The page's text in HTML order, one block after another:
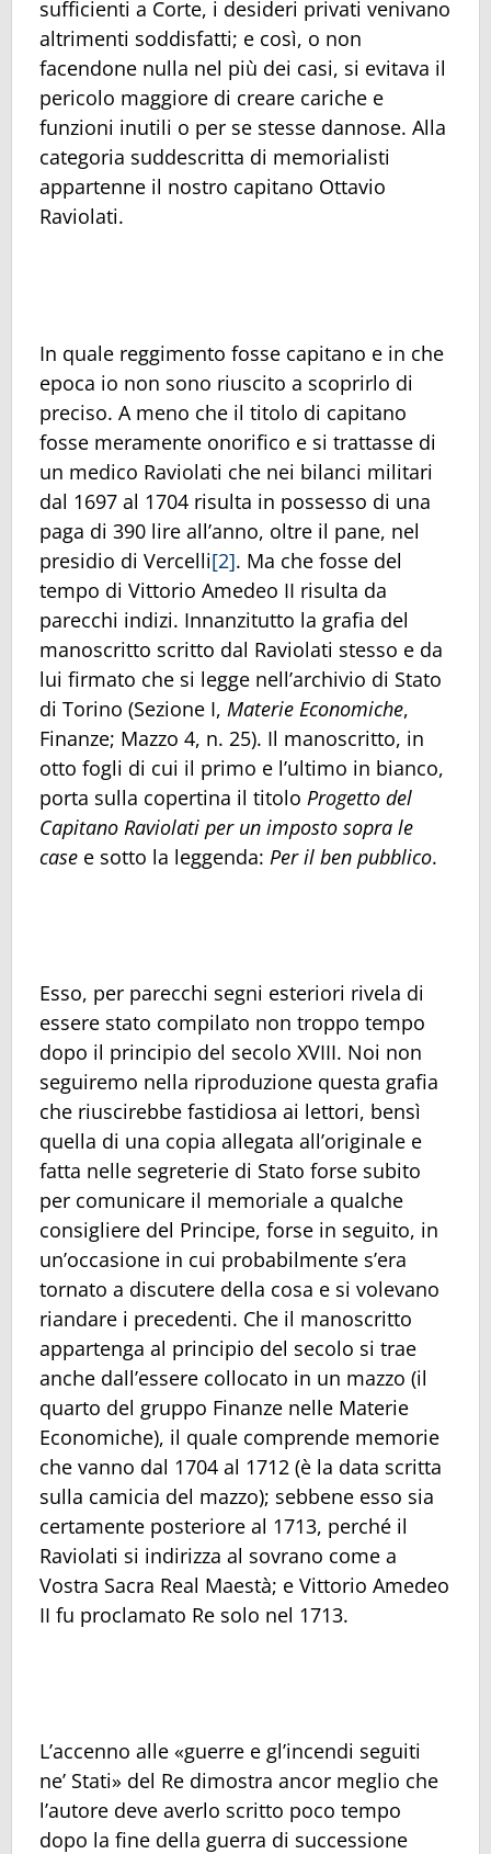
sufficienti a Corte, i desideri privati venivano
altrimenti soddisfatti; e così, o non
facendone nulla nel più dei casi, si evitava il
pericolo maggiore di creare cariche e
funzioni inutili o per se stesse dannose. Alla
categoria suddescritta di memorialisti
appartenne il nostro capitano Ottavio
Raviolati.
In quale reggimento fosse capitano e in che
epoca io non sono riuscito a scoprirlo di
preciso. A meno che il titolo di capitano
fosse meramente onorifico e si trattasse di
un medico Raviolati che nei bilanci militari
dal 1697 al 1704 risulta in possesso di una
paga di 390 lire all’anno, oltre il pane, nel
presidio di Vercelli[2]. Ma che fosse del
tempo di Vittorio Amedeo II risulta da
parecchi indizi. Innanzitutto la grafia del
manoscritto scritto dal Raviolati stesso e da
lui firmato che si legge nell’archivio di Stato
di Torino (Sezione I, Materie Economiche,
Finanze; Mazzo 4, n. 25). Il manoscritto, in
otto fogli di cui il primo e l’ultimo in bianco,
porta sulla copertina il titolo Progetto del
Capitano Raviolati per un imposto sopra le
case e sotto la leggenda: Per il ben pubblico.
Esso, per parecchi segni esteriori rivela di
essere stato compilato non troppo tempo
dopo il principio del secolo XVIII. Noi non
seguiremo nella riproduzione questa grafia
che riuscirebbe fastidiosa ai lettori, bensì
quella di una copia allegata all’originale e
fatta nelle segreterie di Stato forse subito
per comunicare il memoriale a qualche
consigliere del Principe, forse in seguito, in
un’occasione in cui probabilmente s’era
tornato a discutere della cosa e si volevano
riandare i precedenti. Che il manoscritto
appartenga al principio del secolo si trae
anche dall’essere collocato in un mazzo (il
quarto del gruppo Finanze nelle Materie
Economiche), il quale comprende memorie
che vanno dal 1704 al 1712 (è la data scritta
sulla camicia del mazzo); sebbene esso sia
certamente posteriore al 1713, perché il
Raviolati si indirizza al sovrano come a
Vostra Sacra Real Maestà; e Vittorio Amedeo
II fu proclamato Re solo nel 1713.
L’accenno alle «guerre e gl’incendi seguiti
ne’ Stati» del Re dimostra ancor meglio che
l’autore deve averlo scritto poco tempo
dopo la fine della guerra di successione